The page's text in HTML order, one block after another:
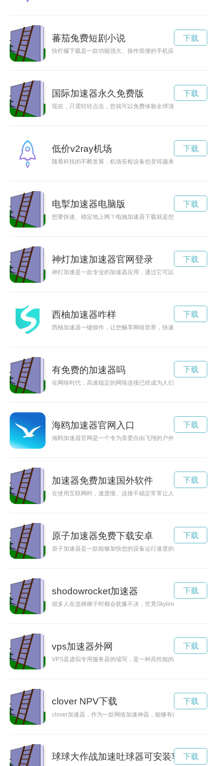
蕃茄兔费短剧小说
快柠檬下载是一款功能强大、操作简便的手机应用软件，用户
下载
国际加速器永久免费版
现在，只需轻轻点击，您就可以免费体验全球顶尖的加速器服
下载
低价v2ray机场
随着科技的不断发展，机场安检设备也变得越来越先进。4K X
下载
电掣加速器电脑版
想要快速、稳定地上网？电驰加速器下载就是您的不二选择！
下载
神灯加速加速器官网登录
神灯加速是一款专业的加速器应用，通过它可以更快地访问互
下载
西柚加速器咋样
西柚加速器一键操作，让您畅享网络世界，快速连接全球服务器
下载
有免费的加速器吗
在网络时代，高速稳定的网络连接已经成为人们工作和生活中
下载
海鸥加速器官网入口
海鸥加速器官网是一个专为喜爱自由飞翔的户外爱好者打造的
下载
加速器免费加速国外软件
在使用互联网时，速度慢、连接不稳定常常让人感到沮丧。不
下载
原子加速器免费下载安卓
原子加速器是一款能够加快您的设备运行速度的应用程序，现
下载
shodowrocket加速器
很多人在选择梯子时都会犹豫不决，究竟Skyline梯子好用吗？
下载
vps加速器外网
VPS是虚拟专用服务器的缩写，是一种高性能的服务器，但在
下载
clover NPV下载
clover加速器，作为一款网络加速神器，能够有效提升网络速度
下载
球球大作战加速吐球器可安装苹果下载